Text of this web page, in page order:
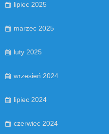
lipiec 2025
marzec 2025
luty 2025
wrzesień 2024
lipiec 2024
czerwiec 2024